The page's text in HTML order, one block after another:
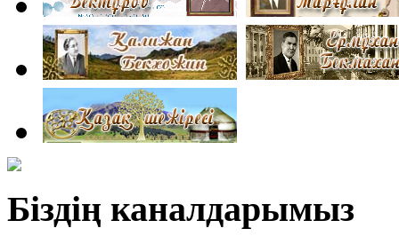
Біздің каналдарымыз